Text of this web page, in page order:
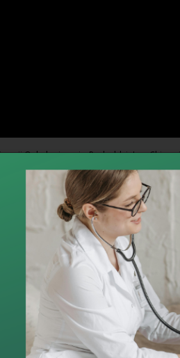
Onkologicznej z Pododdziałem
Piersi
Koordynator:
lek. Marek
Telefony:
Gabinet
Gabinet
(55) 239 56 53